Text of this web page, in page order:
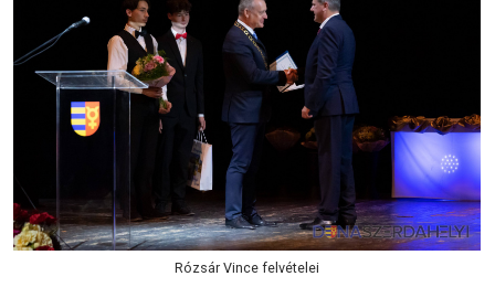
Rózsár Vince felvételei